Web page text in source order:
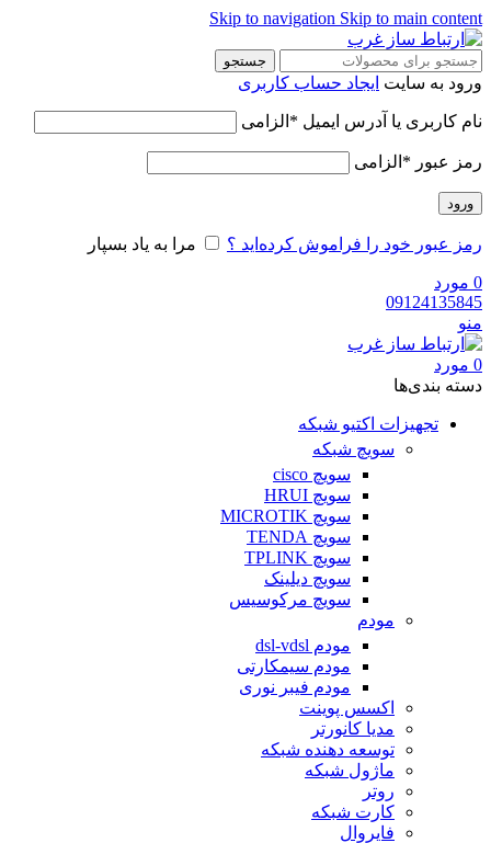
Skip to navigation Skip to main content
جستجو
ورود به سایت ایجاد حساب کاربری
نام کاربری یا آدرس ایمیل * الزامی
رمز عبور * الزامی
ورود
رمز عبور خود را فراموش کرده‌اید ؟ مرا به یاد بسپار
0 مورد
09124135845
منو
0 مورد
دسته‌ بندی‌ها
تجهیزات اکتیو شبکه
سویچ شبکه
سویچ cisco
سویچ HRUI
سویچ MICROTIK
سویچ TENDA
سویچ TPLINK
سویچ دیلینک
سویچ مرکوسیس
مودم
مودم dsl-vdsl
مودم سیمکارتی
مودم فیبر نوری
اکسس پوینت
مدیا کانورتر
توسعه دهنده شبکه
ماژول شبکه
روتر
کارت شبکه
فایروال